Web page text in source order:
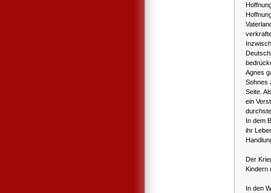
Agnes
Sohnes
Seite.
ein
In dem
ihr
Der
Kindern
In den